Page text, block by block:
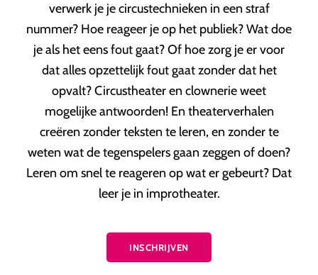
verwerk je je circustechnieken in een straf
nummer? Hoe reageer je op het publiek? Wat doe
je als het eens fout gaat? Of hoe zorg je er voor
dat alles opzettelijk fout gaat zonder dat het
opvalt? Circustheater en clownerie weet
mogelijke antwoorden! En theaterverhalen
creëren zonder teksten te leren, en zonder te
weten wat de tegenspelers gaan zeggen of doen?
Leren om snel te reageren op wat er gebeurt? Dat
leer je in improtheater.
INSCHRIJVEN